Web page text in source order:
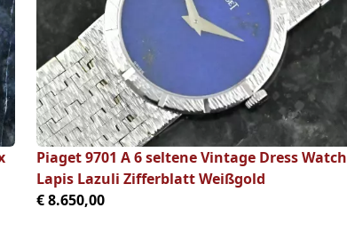
Piaget 9701 A 6 seltene Vintage Dress Watch
Lapis Lazuli Zifferblatt Weißgold
€ 8.650,00